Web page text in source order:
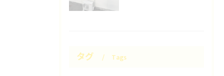
タグ Tags